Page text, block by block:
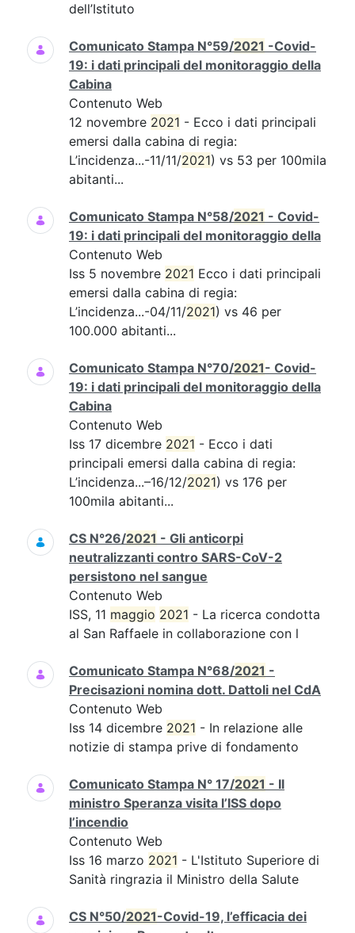
dell’Istituto
Comunicato Stampa N°59/2021 -Covid-
19: i dati principali del monitoraggio della
Cabina
Contenuto Web
12 novembre 2021 - Ecco i dati principali
emersi dalla cabina di regia:
L’incidenza...-11/11/2021) vs 53 per 100mila
abitanti...
Comunicato Stampa N°58/2021 - Covid-
19: i dati principali del monitoraggio della
Contenuto Web
Iss 5 novembre 2021 Ecco i dati principali
emersi dalla cabina di regia:
L’incidenza...-04/11/2021) vs 46 per
100.000 abitanti...
Comunicato Stampa N°70/2021- Covid-
19: i dati principali del monitoraggio della
Cabina
Contenuto Web
Iss 17 dicembre 2021 - Ecco i dati
principali emersi dalla cabina di regia:
L’incidenza...–16/12/2021) vs 176 per
100mila abitanti...
CS N°26/2021 - Gli anticorpi
neutralizzanti contro SARS-CoV-2
persistono nel sangue
Contenuto Web
ISS, 11 maggio 2021 - La ricerca condotta
al San Raffaele in collaborazione con l
Comunicato Stampa N°68/2021 -
Precisazioni nomina dott. Dattoli nel CdA
Contenuto Web
Iss 14 dicembre 2021 - In relazione alle
notizie di stampa prive di fondamento
Comunicato Stampa N° 17/2021 - Il
ministro Speranza visita l’ISS dopo
l’incendio
Contenuto Web
Iss 16 marzo 2021 - L'Istituto Superiore di
Sanità ringrazia il Ministro della Salute
CS N°50/2021-Covid-19, l’efficacia dei